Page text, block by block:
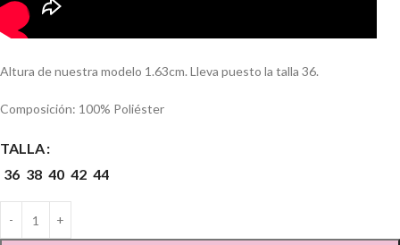
Altura de nuestra modelo 1.63cm. Lleva puesto la talla 36.
Composición: 100% Poliéster
TALLA
36 38 40 42 44